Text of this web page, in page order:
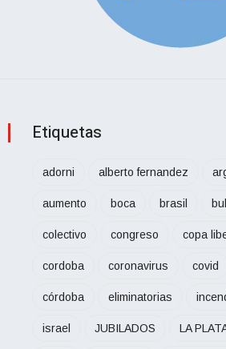
Etiquetas
adorni alberto fernandez
aumento boca brasil
colectivo congreso copa
cordoba coronavirus covid
córdoba eliminatorias
israel JUBILADOS LA